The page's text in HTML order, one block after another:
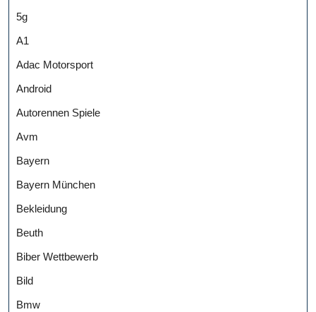
5g
A1
Adac Motorsport
Android
Autorennen Spiele
Avm
Bayern
Bayern München
Bekleidung
Beuth
Biber Wettbewerb
Bild
Bmw